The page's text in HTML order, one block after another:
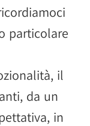
particolare
il
da un
in